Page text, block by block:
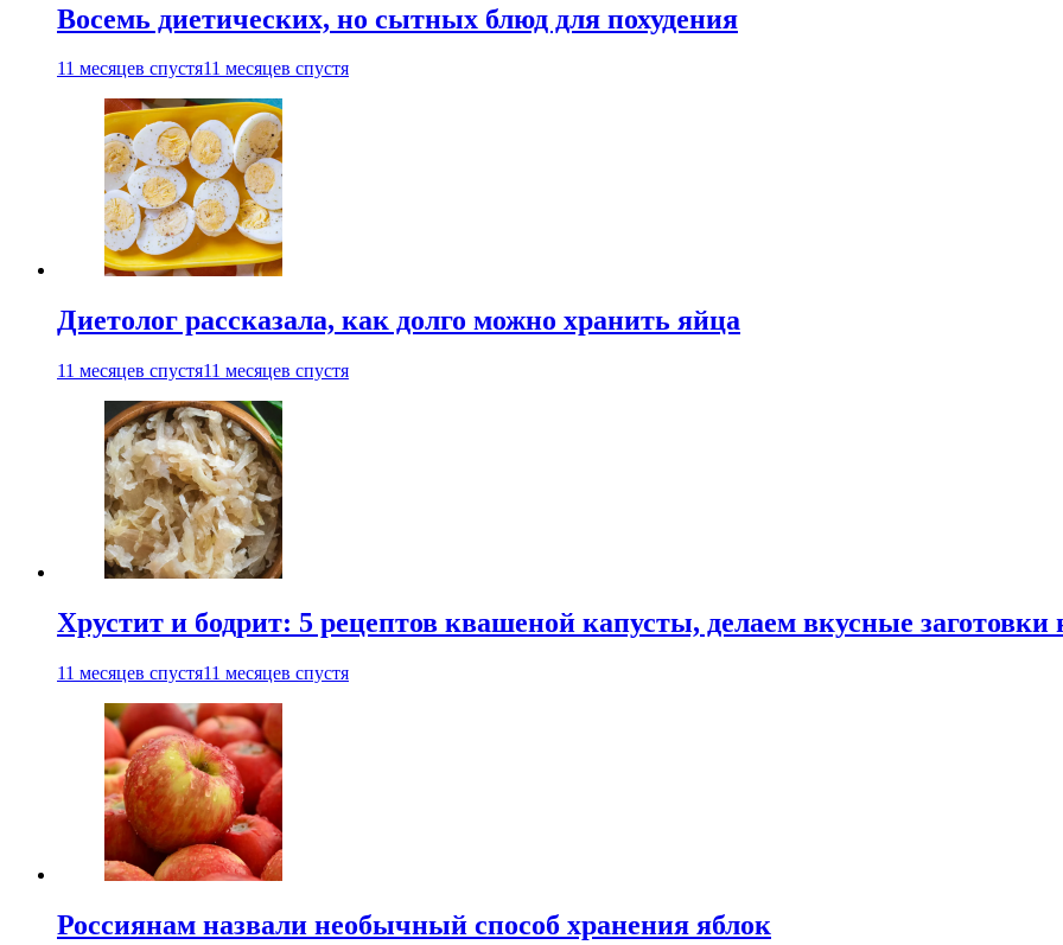
Восемь диетических, но сытных блюд для похудения
11 месяцев спустя11 месяцев спустя
Диетолог рассказала, как долго можно хранить яйца
11 месяцев спустя11 месяцев спустя
Хрустит и бодрит: 5 рецептов квашеной капусты, делаем вкусные заготовки
11 месяцев спустя11 месяцев спустя
Россиянам назвали необычный способ хранения яблок